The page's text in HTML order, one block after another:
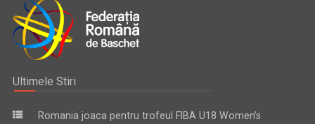
Ultimele Stiri
Romania joaca pentru trofeul FIBA U18 Women’s